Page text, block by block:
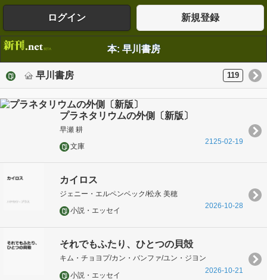
ログイン 新規登録
本: 早川書房
早川書房 119
プラネタリウムの外側〔新版〕
早瀬 耕
文庫
2125-02-19
カイロス
ジェニー・エルペンベック/松永 美穂
小説・エッセイ
2026-10-28
それでもふたり、ひとつの貝殻
キム・チョヨプ/カン・バンファ/ユン・ジヨン
小説・エッセイ
2026-10-21